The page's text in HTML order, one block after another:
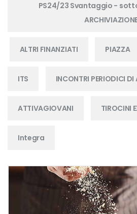
PS24/23 Svantaggio -
ALTRI FINANZIATI PIAZZA
ITS INCONTRI PERIODICI DI
ATTIVAGIOVANI TIROCINI
Integra